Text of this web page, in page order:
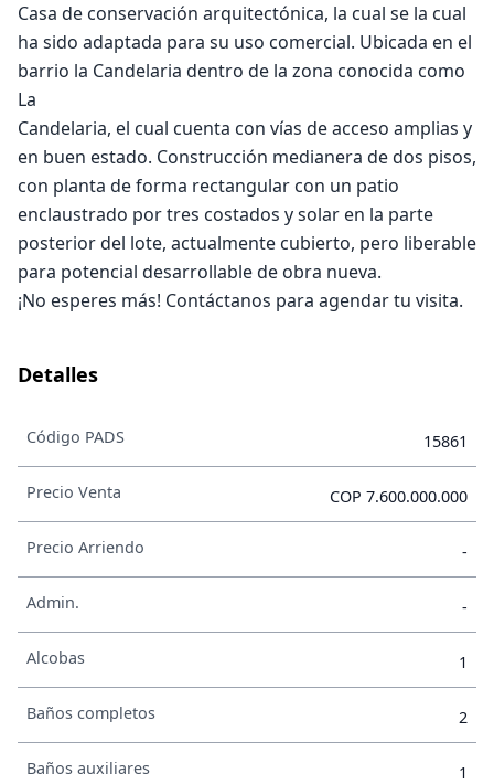
Casa de conservación arquitectónica, la cual se la cual
ha sido adaptada para su uso comercial. Ubicada en el
barrio la Candelaria dentro de la zona conocida como
La
Candelaria, el cual cuenta con vías de acceso amplias y
en buen estado. Construcción medianera de dos pisos,
con planta de forma rectangular con un patio
enclaustrado por tres costados y solar en la parte
posterior del lote, actualmente cubierto, pero liberable
para potencial desarrollable de obra nueva.
¡No esperes más! Contáctanos para agendar tu visita.
Detalles
Código PADS 15861
Precio Venta COP 7.600.000.000
Precio Arriendo -
Admin. -
Alcobas 1
Baños completos 2
Baños auxiliares 1